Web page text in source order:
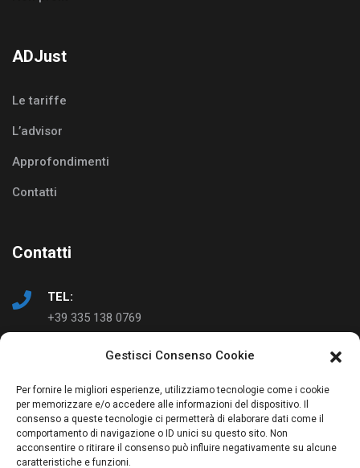
Gestisci Consenso Cookie
Per fornire le migliori esperienze, utilizziamo tecnologie come i cookie
per memorizzare e/o accedere alle informazioni del dispositivo. Il
consenso a queste tecnologie ci permetterà di elaborare dati come il
comportamento di navigazione o ID unici su questo sito. Non
acconsentire o ritirare il consenso può influire negativamente su alcune
caratteristiche e funzioni.
ADJust
Le tariffe
L’advisor
Approfondimenti
Contatti
Contatti
TEL:
+39 335 138 0769